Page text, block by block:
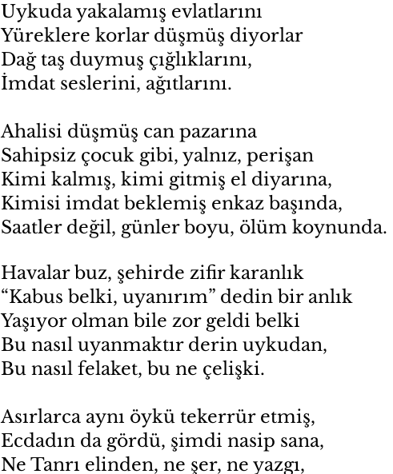
Uykuda yakalamış evlatlarını
Yüreklere korlar düşmüş diyorlar
Dağ taş duymuş çığlıklarını,
İmdat seslerini, ağıtlarını.
Ahalisi düşmüş can pazarına
Sahipsiz çocuk gibi, yalnız, perişan
Kimi kalmış, kimi gitmiş el diyarına,
Kimisi imdat beklemiş enkaz başında,
Saatler değil, günler boyu, ölüm koynunda.
Havalar buz, şehirde zifir karanlık
“Kabus belki, uyanırım” dedin bir anlık
Yaşıyor olman bile zor geldi belki
Bu nasıl uyanmaktır derin uykudan,
Bu nasıl felaket, bu ne çelişki.
Asırlarca aynı öykü tekerrür etmiş,
Ecdadın da gördü, şimdi nasip sana,
Ne Tanrı elinden, ne şer, ne yazgı,